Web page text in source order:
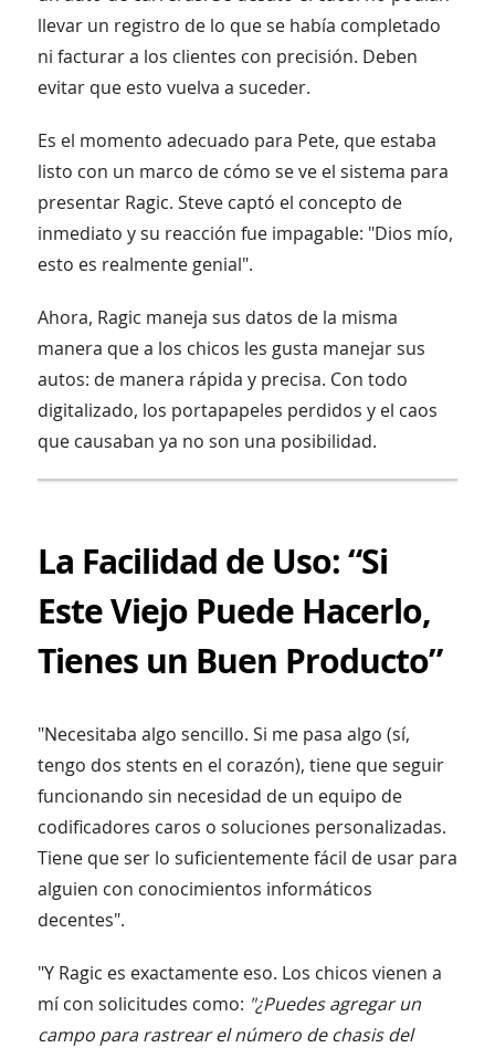
llevar un registro de lo que se había completado
ni facturar a los clientes con precisión. Deben
evitar que esto vuelva a suceder.
Es el momento adecuado para Pete, que estaba
listo con un marco de cómo se ve el sistema para
presentar Ragic. Steve captó el concepto de
inmediato y su reacción fue impagable: "Dios mío,
esto es realmente genial".
Ahora, Ragic maneja sus datos de la misma
manera que a los chicos les gusta manejar sus
autos: de manera rápida y precisa. Con todo
digitalizado, los portapapeles perdidos y el caos
que causaban ya no son una posibilidad.
La Facilidad de Uso: “Si
Este Viejo Puede Hacerlo,
Tienes un Buen Producto”
"Necesitaba algo sencillo. Si me pasa algo (sí,
tengo dos stents en el corazón), tiene que seguir
funcionando sin necesidad de un equipo de
codificadores caros o soluciones personalizadas.
Tiene que ser lo suficientemente fácil de usar para
alguien con conocimientos informáticos
decentes".
"Y Ragic es exactamente eso. Los chicos vienen a
mí con solicitudes como: "¿Puedes agregar un
campo para rastrear el número de chasis del